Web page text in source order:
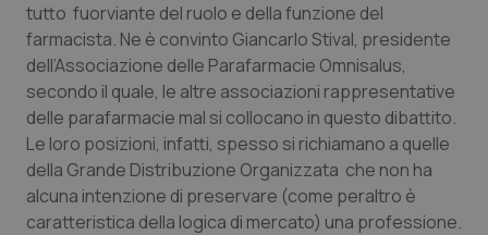
Campania
Emilia-Romagna
Friuli Venezia Giulia
Lazio
Car-T
Colesterolo & coronaropatie
Dermatite Atopica
Diabete & glucometri
tutto fuorviante del ruolo e della funzione del
farmacista. Ne è convinto Giancarlo Stival, presidente
dell’Associazione delle Parafarmacie Omnisalus,
secondo il quale, le altre associazioni rappresentative
delle parafarmacie mal si collocano in questo dibattito.
Le loro posizioni, infatti, spesso si richiamano a quelle
della Grande Distribuzione Organizzata che non ha
alcuna intenzione di preservare (come peraltro è
caratteristica della logica di mercato) una professione.